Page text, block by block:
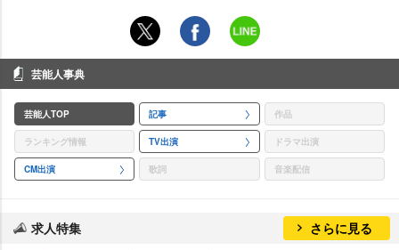
芸能人事典
芸能人TOP 記事 作品
ランキング情報 TV出演 ドラマ出演
CM出演 歌詞 音楽配信
求人特集 さらに見る